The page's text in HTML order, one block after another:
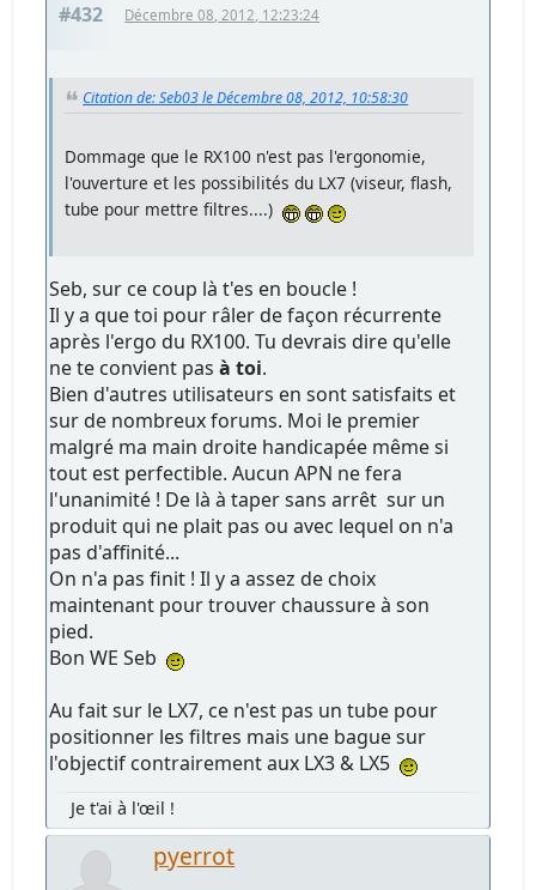
#432 Décembre 08, 2012, 12:23:24
Citation de: Seb03 le Décembre 08, 2012, 10:58:30
Dommage que le RX100 n'est pas l'ergonomie,
l'ouverture et les possibilités du LX7 (viseur, flash,
tube pour mettre filtres....)
Seb, sur ce coup là t'es en boucle !
Il y a que toi pour râler de façon récurrente
après l'ergo du RX100. Tu devrais dire qu'elle
ne te convient pasà toi.
Bien d'autres utilisateurs en sont satisfaits et
sur de nombreux forums. Moi le premier
malgré ma main droite handicapée même si
tout est perfectible. Aucun APN ne fera
l'unanimité ! De là à taper sans arrêt sur un
produit qui ne plait pas ou avec lequel on n'a
pas d'affinité...
On n'a pas finit ! Il y a assez de choix
maintenant pour trouver chaussure à son
pied.
Bon WE Seb
Au fait sur le LX7, ce n'est pas un tube pour
positionner les filtres mais une bague sur
l'objectif contrairement aux LX3 & LX5
Je t'ai à l'œil !
pyerrot